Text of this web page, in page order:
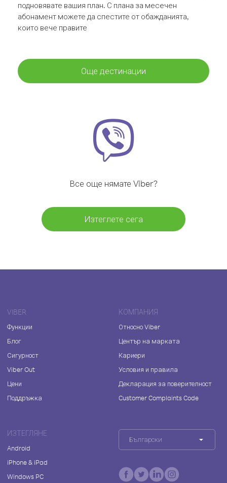
подновявате вашия план. С плана за месечен
абонамент можете да спестите от обажданията,
които вече правите
Още дестинации
Все още нямате Viber?
Изтеглете сега
VIBER
Функции
Блог
Сигурност
Viber Out
Цени
Поддръжка
КОМПАНИЯ
Относно Viber
Център на марката
Кариери
Условия и правила
Декларация за поверителност
Customer Complaints Code
ИЗТЕГЛЯНЕ
Android
iPhone & iPad
Windows PC
Български